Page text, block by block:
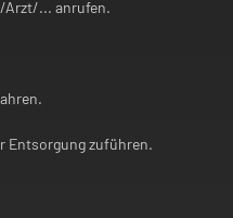
Arzt/... anrufen.
Entsorgung zuführen.